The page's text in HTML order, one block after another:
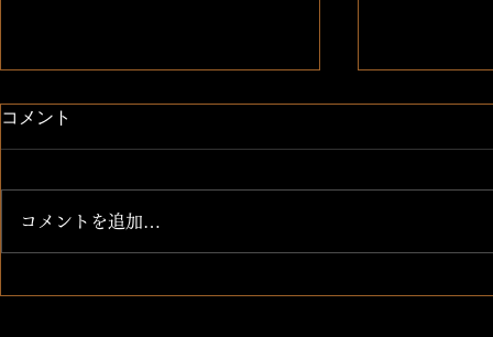
今宵
コメント
コメントを追加…